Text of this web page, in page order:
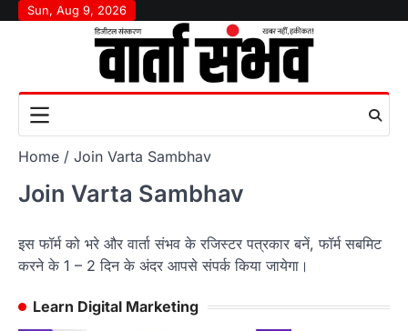
SkipSun, Aug 9, 2026
Home Join Varta Sambhav
Join Varta Sambhav
इस फॉर्म को भरे और वार्ता संभव के रजिस्टर पत्रकार बनें, फॉर्म सबमिट
करने के 1 – 2 दिन के अंदर आपसे संपर्क किया जायेगा।
Learn Digital Marketing